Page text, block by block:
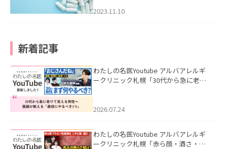
2023.11.10
新着記事
わたしの名医Youtube アルバアレルギ
ークリニック札幌「30代から急に老け
た。
2026.07.24
わたしの名医Youtube アルバアレルギ
ークリニック札幌「赤ら顔・酒さ・ニ